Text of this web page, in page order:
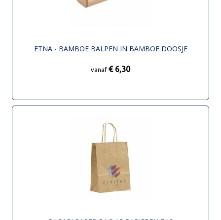
ETNA - BAMBOE BALPEN IN BAMBOE DOOSJE
vanaf € 6,30